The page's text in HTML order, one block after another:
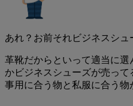
あれ？お前それビジネスシュ
革靴だからといって適当に選
かビジネスシューズが売っ
事用に合う物と私服に合う物